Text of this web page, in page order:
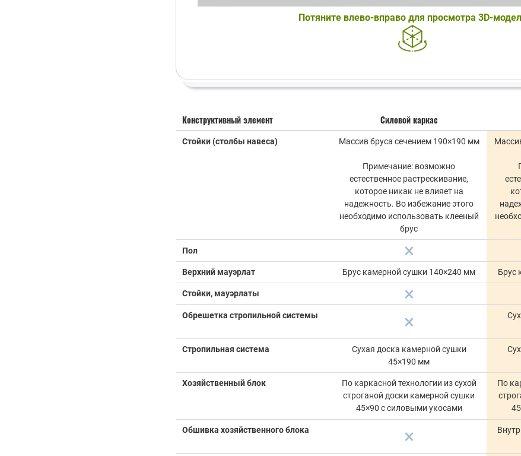
Потяните влево-вправо для просмотра 3D-
Конструктивный элемент Силовой каркас
Стойки (столбы навеса) Массив бруса сечением 190×190 мм
Примечание: возможно
естественное растрескивание,
которое никак не влияет на
надежность. Во избежание этого
необходимо использовать клееный
брус
Пол
Верхний мауэрлат Брус камерной сушки 140×240 мм Брус
Стойки, мауэрлаты
Обрешетка стропильной системы
Стропильная система
Сухая доска камерной сушки
45×190 мм
Хозяйственный блок
По каркасной технологии из сухой
строганой доски камерной сушки
45×90 с силовыми укосами
По
Обшивка хозяйственного блока